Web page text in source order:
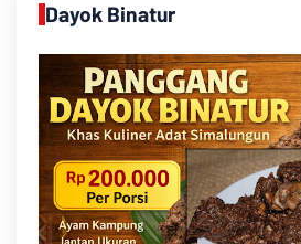
Dayok Binatur